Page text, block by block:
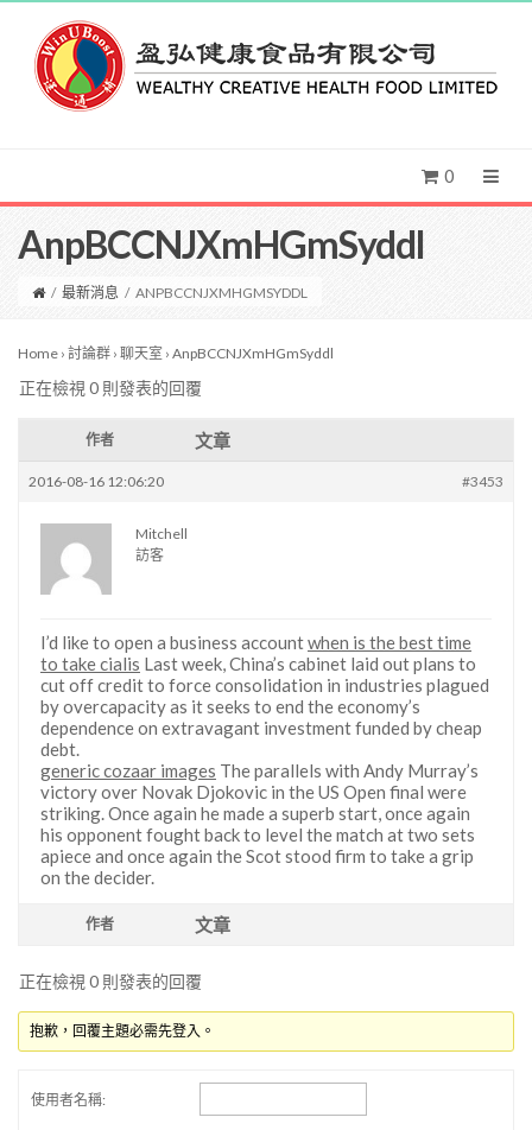
0
AnpBCCNJXmHGmSyddl
/ 最新消息 / ANPBCCNJXMHGMSYDDL
Home › 討論群 › 聊天室 › AnpBCCNJXmHGmSyddl
正在檢視 0 則發表的回覆
作者 文章
2016-08-16 12:06:20 #3453
Mitchell
訪客
I’d like to open a business accountwhen is the best time
to take cialis Last week, China’s cabinet laid out plans to
cut off credit to force consolidation in industries plagued
by overcapacity as it seeks to end the economy’s
dependence on extravagant investment funded by cheap
debt.
generic cozaar images The parallels with Andy Murray’s
victory over Novak Djokovic in the US Open final were
striking. Once again he made a superb start, once again
his opponent fought back to level the match at two sets
apiece and once again the Scot stood firm to take a grip
on the decider.
作者 文章
正在檢視 0 則發表的回覆
抱歉，回覆主題必需先登入。
使用者名稱: